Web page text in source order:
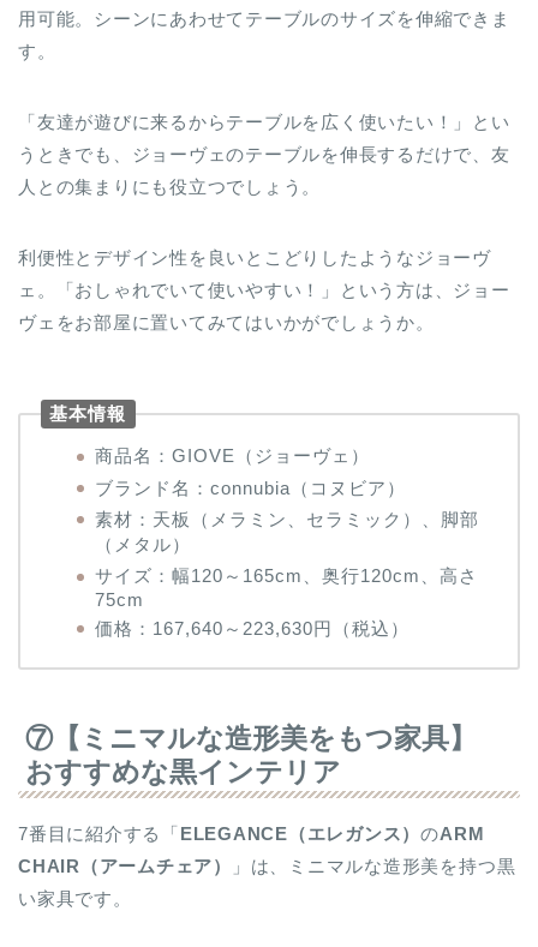
用可能。シーンにあわせてテーブルのサイズを伸縮できま
す。
「友達が遊びに来るからテーブルを広く使いたい！」とい
うときでも、ジョーヴェのテーブルを伸長するだけで、友
人との集まりにも役立つでしょう。
利便性とデザイン性を良いとこどりしたようなジョーヴ
ェ。「おしゃれでいて使いやすい！」という方は、ジョー
ヴェをお部屋に置いてみてはいかがでしょうか。
基本情報
商品名：GIOVE（ジョーヴェ）
ブランド名：connubia（コヌビア）
素材：天板（メラミン、セラミック）、脚部
（メタル）
サイズ：幅120～165cm、奥行120cm、高さ
75cm
価格：167,640～223,630円（税込）
⑦【ミニマルな造形美をもつ家具】
おすすめな黒インテリア
7番目に紹介する「ELEGANCE （エレガンス）のARM
CHAIR（アームチェア）
」は、ミニマルな造形美を持つ黒
い家具です。